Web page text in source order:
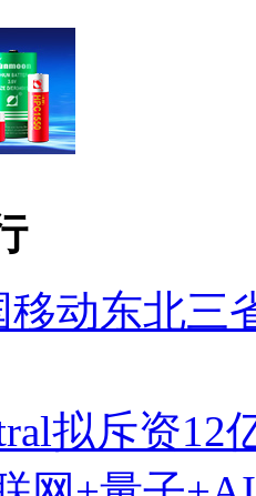
移动东北三
拟斥资12